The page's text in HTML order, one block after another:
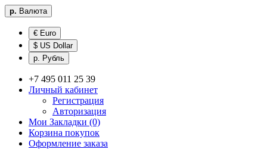
р. Валюта
€ Euro
$ US Dollar
р. Рубль
+7 495 011 25 39
Личный кабинет
Регистрация
Авторизация
Мои Закладки (0)
Корзина покупок
Оформление заказа